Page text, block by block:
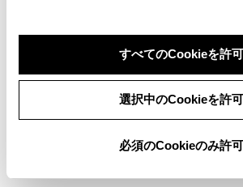
すべてのCookieを許可
選択中のCookieを許可
必須のCookieのみ許可
メールアドレス